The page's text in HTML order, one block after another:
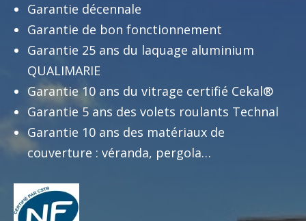
Garantie décennale
Garantie de bon fonctionnement
Garantie 25 ans du laquage aluminium
QUALIMARIE
Garantie 10 ans du vitrage certifié Cekal®
Garantie 5 ans des volets roulants Technal
Garantie 10 ans des matériaux de
couverture : véranda, pergola…